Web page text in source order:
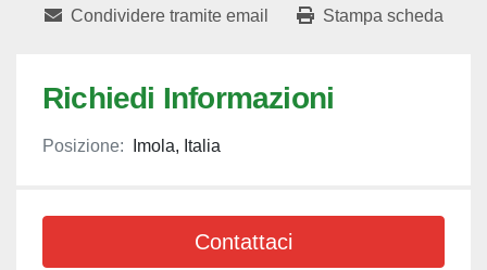
Condividere tramite email Stampa scheda
Richiedi Informazioni
Posizione: Imola, Italia
Contattaci